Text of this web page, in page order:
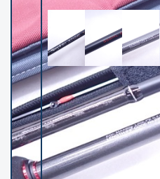
ランク (102000)
SA(2941)
A(17253)
B+(12260)
(21926)
C(38668)